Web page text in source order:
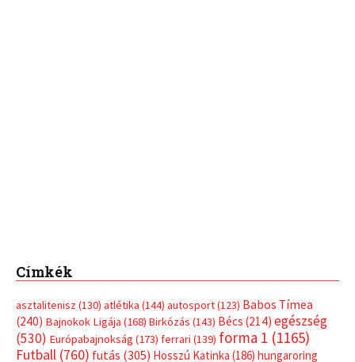
Címkék
asztalitenisz (130) atlétika (144) autosport(123) Babos Tímea
(240) Bajnokok Ligája (168) Birkózás (143) Bécs (214) egészség
(530) Európabajnokság (173) ferrari (139) forma 1 (1165)
Futball (760) futás (305) Hosszú Katinka (186) hungaroring